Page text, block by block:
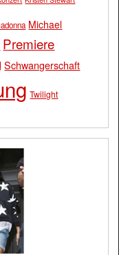
Michael
Premiere
Schwangerschaft
Twilight